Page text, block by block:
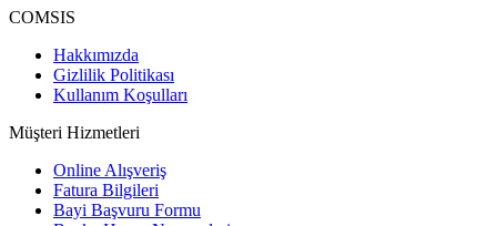
COMSIS
Hakkımızda
Gizlilik Politikası
Kullanım Koşulları
Müşteri Hizmetleri
Online Alışveriş
Fatura Bilgileri
Bayi Başvuru Formu